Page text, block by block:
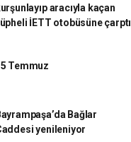
aracıyla kaçan
İETT otobüsüne çarptı
Temmuz
Bağlar
yenileniyor